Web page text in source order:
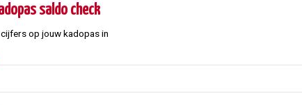
saldo check
op jouw kadopas in